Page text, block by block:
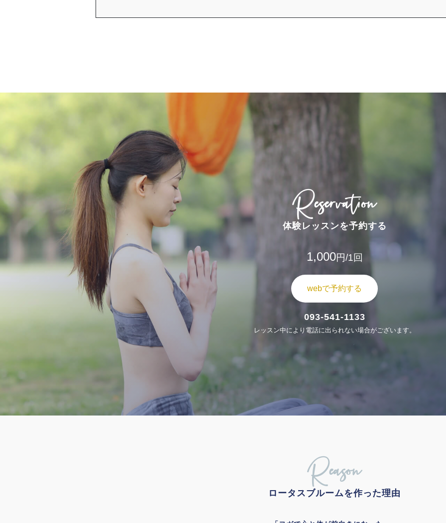
Reservation
体験レッスンを予約する
1,000円/1回
webで予約する
093-541-1133
レッスン中により電話に出られない場合がございます。
Reason
ロータスブルームを作った理由